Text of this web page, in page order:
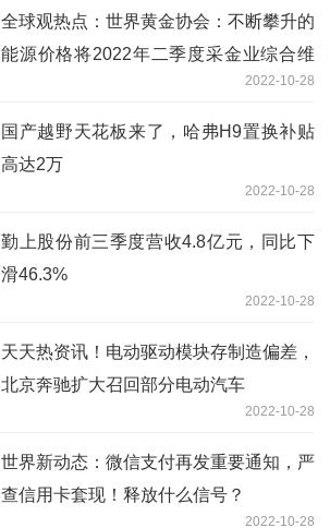
全球观热点：世界黄金协会：不断攀升的
能源价格将2022年二季度采金业综合维
2022-10-28
国产越野天花板来了，哈弗H9置换补贴
高达2万
2022-10-28
勤上股份前三季度营收4.8亿元，同比下
滑46.3%
2022-10-28
天天热资讯！电动驱动模块存制造偏差，
北京奔驰扩大召回部分电动汽车
2022-10-28
世界新动态：微信支付再发重要通知，严
查信用卡套现！释放什么信号？
2022-10-28